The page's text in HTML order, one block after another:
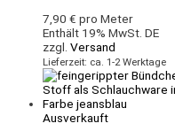
7,90 € pro Meter
Enthält 19% MwSt. DE
zzgl. Versand
Lieferzeit: ca. 1-2 Werktage
Ausverkauft